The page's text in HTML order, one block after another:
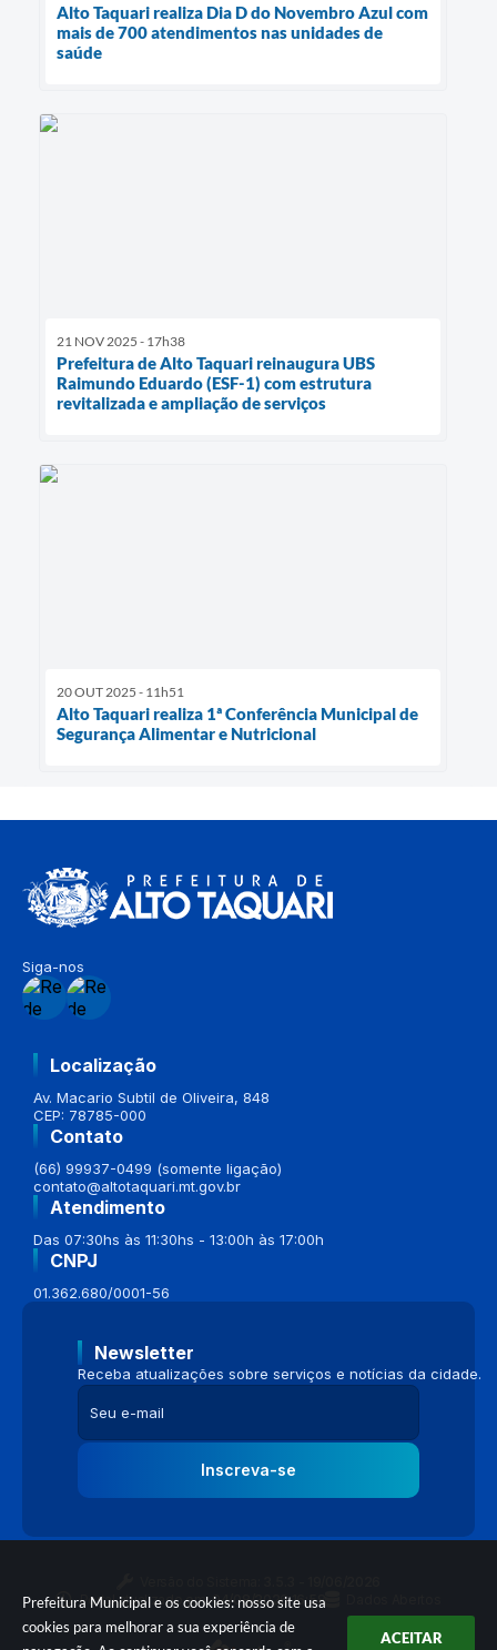
Prefeitura Municipal e os cookies: nosso site usa
cookies para melhorar a sua experiência de
ACEITAR
Alto Taquari realiza Dia D do Novembro Azul com
mais de 700 atendimentos nas unidades de
saúde
21 NOV 2025 - 17h38
Prefeitura de Alto Taquari reinaugura UBS
Raimundo Eduardo (ESF-1) com estrutura
revitalizada e ampliação de serviços
20 OUT 2025 - 11h51
Alto Taquari realiza 1ª Conferência Municipal de
Segurança Alimentar e Nutricional
Siga-nos
Localização
Av. Macario Subtil de Oliveira, 848
CEP: 78785-000
Contato
(66) 99937-0499 (somente ligação)
contato@altotaquari.mt.gov.br
Atendimento
Das 07:30hs às 11:30hs - 13:00h às 17:00h
CNPJ
01.362.680/0001-56
Newsletter
Receba atualizações sobre serviços e notícias da cidade.
Inscreva-se
Portal atualizado em:04/08/2026 16:58